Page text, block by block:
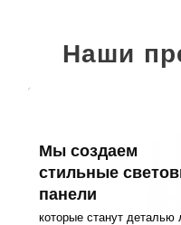
Наши
Мы создаем
стильные
панели
которые станут деталью